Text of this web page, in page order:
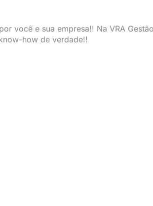
você e sua empresa!! Na VRA
how de verdade!!